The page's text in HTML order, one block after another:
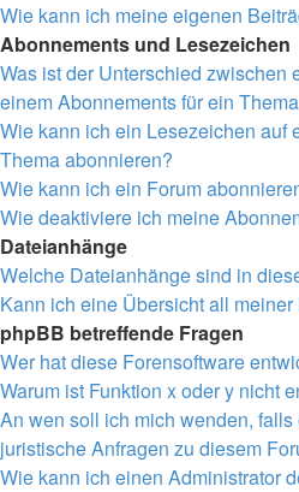
Wie kann ich meine eigenen
Abonnements und Lesezeichen
Was ist der Unterschied zwischen
einem Abonnements für ein
Wie kann ich ein Lesezeichen auf
Thema abonnieren?
Wie kann ich ein Forum
Wie deaktiviere ich meine
Dateianhänge
Welche Dateianhänge sind in
Kann ich eine Übersicht all
phpBB betreffende Fragen
Wer hat diese Forensoftware
Warum ist Funktion x oder y nicht
An wen soll ich mich wenden,
juristische Anfragen zu diesem
Wie kann ich einen Administrator